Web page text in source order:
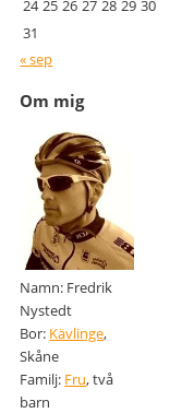
24 25 26 27 28 29 30
31
« sep
Om mig
Namn: Fredrik
Nystedt
Bor: Kävlinge,
Skåne
Familj: Fru, två
barn